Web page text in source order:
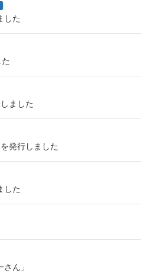
した
ました
発行しました
した
ん」